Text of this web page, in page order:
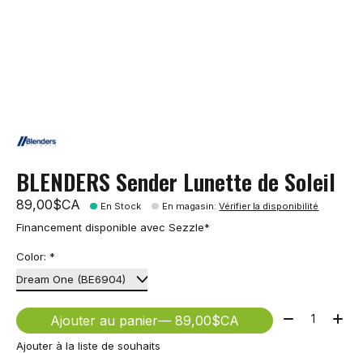
BLENDERS Sender Lunette de Soleil
89,00$CA En Stock En magasin:Vérifier la disponibilité
Financement disponible avec Sezzle*
Color: *
Ajouter au panier — 89,00$CA Quantité:
Ajouter à la liste de souhaits